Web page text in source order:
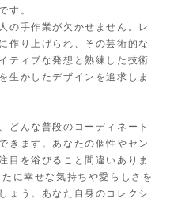
す。
の手作業が欠かせません。レ
作り上げられ、その芸術的な
ティブな発想と熟練した技術
生かしたデザインを追求しま
どんな普段のコーディネート
きます。あなたの個性やセン
目を浴びること間違いありま
に幸せな気持ちや愛らしさを
ょう。あなた自身のコレクシ